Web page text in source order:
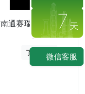
南通赛瑞电子科技有限
公司
了解展商
7
微信客服